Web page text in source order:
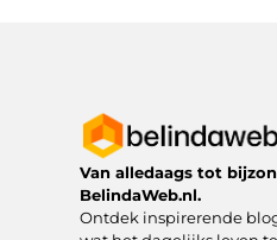
Van alledaags tot
BelindaWeb.nl.
Ontdek inspirerende